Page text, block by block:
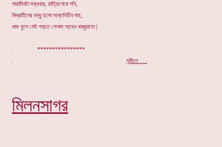
সারাদিনটা শুক্রবার, রাত্রিশেষে শনি,
নিদ্রাহীনের বন্ধু হলো অন্তবিহীন দাহ,
খাম খুলে যেই পড়তে গেলাম স্তব্ধ খাজুরাহো |
. ****************
. সূচীতে . . .
মিলনসাগর